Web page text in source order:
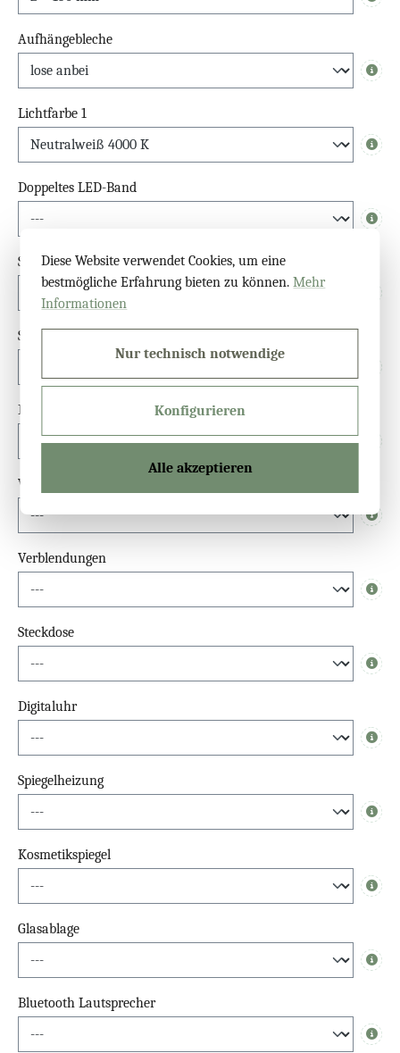
Info
Aufhängebleche
Info
Lichtfarbe 1
Info
Doppeltes LED-Band
Info
Schalter
Sensor
Dimmfunktion
Waschbeckenlicht-Spiegel
Info
Verblendungen
Info
Steckdose
Info
Digitaluhr
Info
Spiegelheizung
Info
Kosmetikspiegel
Info
Glasablage
Info
Bluetooth Lautsprecher
Info
Diese Website verwendet Cookies, um eine
bestmögliche Erfahrung bieten zu können.Mehr
Informationen
Nur technisch notwendige
Konfigurieren
Alle akzeptieren